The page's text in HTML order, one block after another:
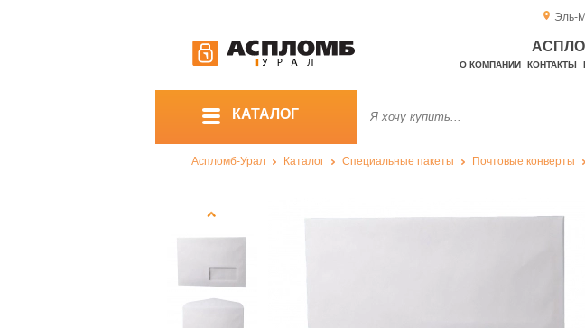
Эль-
О КОМПАНИИ КОНТАКТЫ
КАТАЛОГ
Аспломб-Урал Каталог Специальные пакеты Почтовые конверты